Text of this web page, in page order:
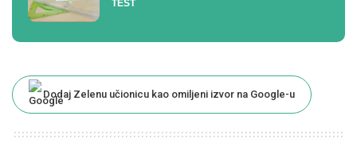
TEST
Dodaj Zelenu učionicu kao omiljeni izvor na Google-u